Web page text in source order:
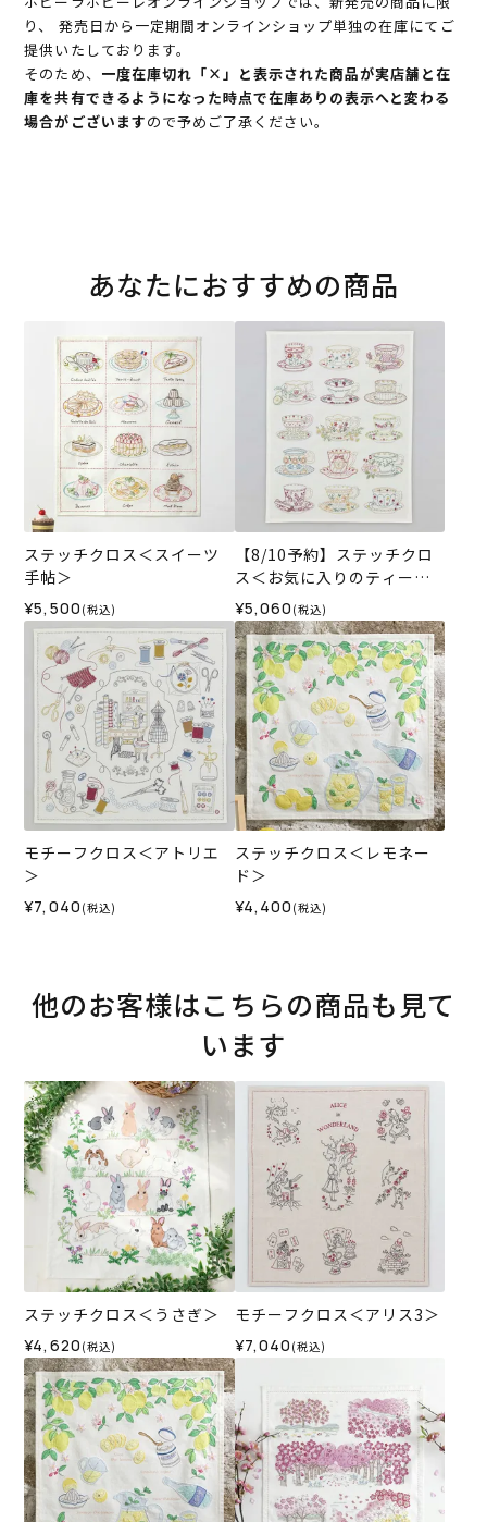
り、 発売日から一定期間オンラインショップ単独の在庫にてご
提供いたしております。
そのため、 一度在庫切れ「×」と表示された商品が実店舗と在
庫を共有できるようになった時点で在庫ありの表示へと変わる
場合がございますので予めご了承ください。
あなたにおすすめの商品
ステッチクロス＜スイーツ
手帖＞
¥5,500 (税込)
【8/10予約】ステッチクロ
ス＜お気に入りのティーカ
ップ＞
¥5,060 (税込)
モチーフクロス＜アトリエ
＞
¥7,040 (税込)
ステッチクロス＜レモネー
ド＞
¥4,400 (税込)
他のお客様はこちらの商品も見て
います
ステッチクロス＜うさぎ＞
¥4,620 (税込)
モチーフクロス＜アリス3＞
¥7,040 (税込)